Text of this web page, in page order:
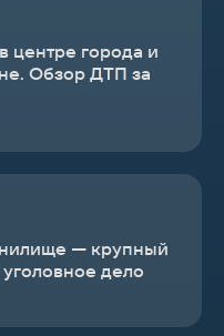
центре города и
Обзор ДТП за
— крупный
дело